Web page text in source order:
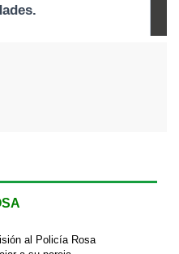
al Policía Rosa